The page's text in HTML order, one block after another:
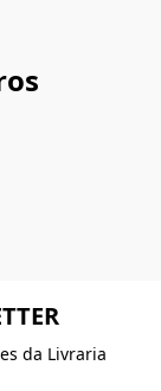
da Livraria